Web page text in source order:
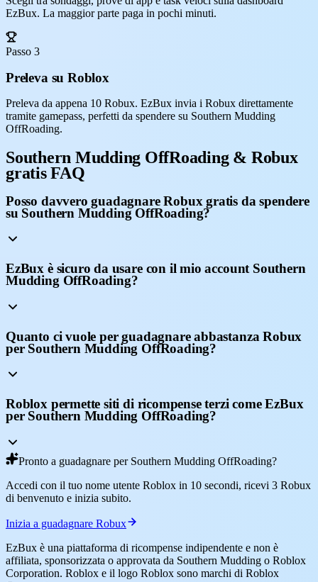
EzBux. La maggior parte paga in pochi minuti.
Passo 3
Preleva su Roblox
Preleva da appena 10 Robux. EzBux invia i Robux direttamente
tramite gamepass, perfetti da spendere su Southern Mudding
OffRoading.
Southern Mudding OffRoading & Robux
gratis FAQ
Posso davvero guadagnare Robux gratis da spendere
su Southern Mudding OffRoading?
EzBux è sicuro da usare con il mio account Southern
Mudding OffRoading?
Quanto ci vuole per guadagnare abbastanza Robux
per Southern Mudding OffRoading?
Roblox permette siti di ricompense terzi come EzBux
per Southern Mudding OffRoading?
Pronto a guadagnare per Southern Mudding OffRoading?
Accedi con il tuo nome utente Roblox in 10 secondi, ricevi 3 Robux
di benvenuto e inizia subito.
Inizia a guadagnare Robux
EzBux è una piattaforma di ricompense indipendente e non è
affiliata, sponsorizzata o approvata da Southern Mudding o Roblox
Corporation. Roblox e il logo Roblox sono marchi di Roblox